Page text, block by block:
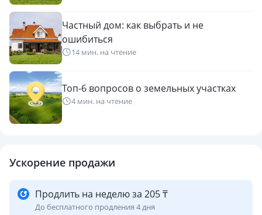
Частный дом: как выбрать и не
ошибиться
14 мин. на чтение
Топ-6 вопросов о земельных участках
4 мин. на чтение
Ускорение продажи
Продлить на неделю за 205 ₸
До бесплатного продления 4 дня